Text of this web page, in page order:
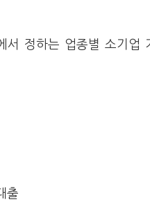
서 정하는 업종별 소기업
출